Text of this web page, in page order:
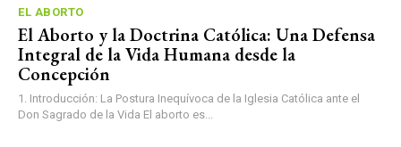
EL ABORTO
El Aborto y la Doctrina Católica: Una Defensa
Integral de la Vida Humana desde la
Concepción
1. Introducción: La Postura Inequívoca de la Iglesia Católica ante el
Don Sagrado de la Vida El aborto es...